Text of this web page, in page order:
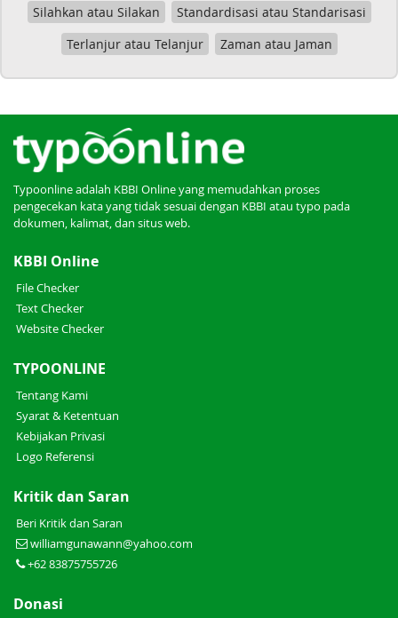
Silahkan atau Silakan
Standardisasi atau Standarisasi
Terlanjur atau Telanjur
Zaman atau Jaman
Typoonline adalah KBBI Online yang memudahkan proses
pengecekan kata yang tidak sesuai dengan KBBI atau typo pada
dokumen, kalimat, dan situs web.
KBBI Online
File Checker
Text Checker
Website Checker
TYPOONLINE
Tentang Kami
Syarat & Ketentuan
Kebijakan Privasi
Logo Referensi
Kritik dan Saran
Beri Kritik dan Saran
williamgunawann@yahoo.com
+62 83875755726
Donasi